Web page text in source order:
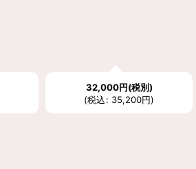
32,000円(税別)
(税込: 35,200円)